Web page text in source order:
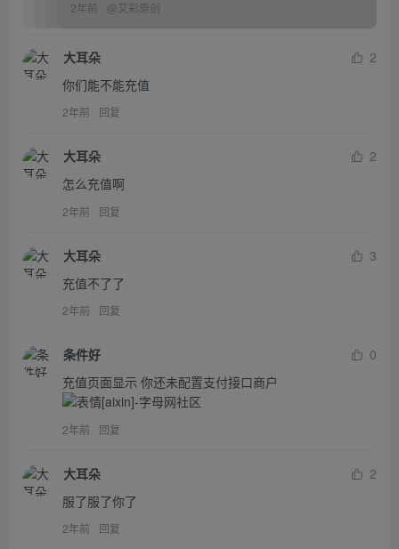
2年前 @艾彩原创
大耳朵
2
你们能不能充值
2年前 回复
大耳朵
2
怎么充值啊
2年前 回复
大耳朵
3
充值不了了
2年前 回复
条件好
0
充值页面显示 你还未配置支付接口商户
2年前 回复
大耳朵
2
服了服了你了
2年前 回复